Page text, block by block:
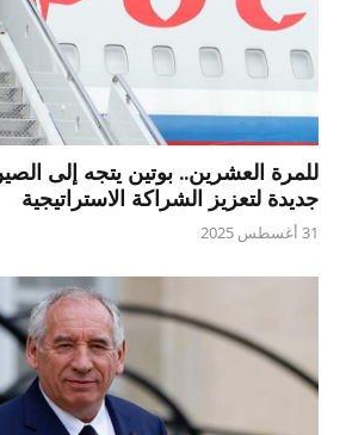
للمرة العشرين.. بوتين يتجه إلى
جديدة لتعزيز الشراكة الاستراتيجية
31 أغسطس 2025